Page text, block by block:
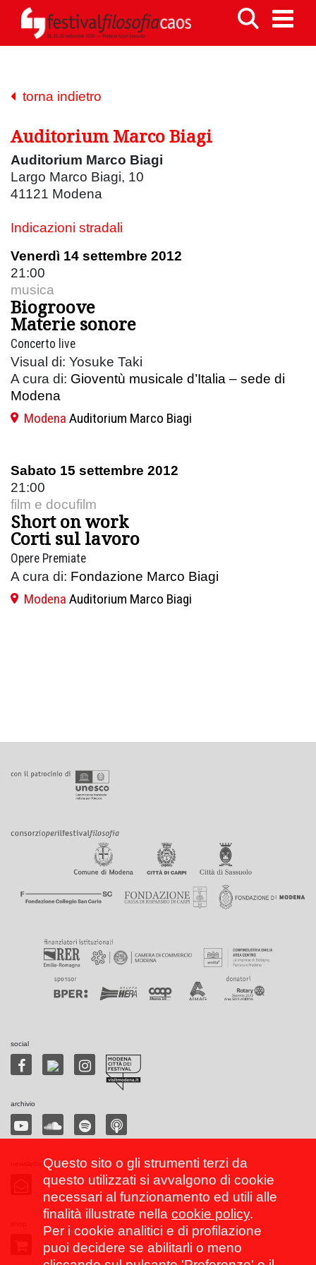
torna indietro
Auditorium Marco Biagi
Auditorium Marco Biagi
Largo Marco Biagi, 10
41121 Modena
Indicazioni stradali
Venerdì 14 settembre 2012
21:00
musica
Biogroove
Materie sonore
Concerto live
Visual di: Yosuke Taki
A cura di: Gioventù musicale d’Italia – sede di
Modena
Modena Auditorium Marco Biagi
Sabato 15 settembre 2012
21:00
film e docufilm
Short on work
Corti sul lavoro
Opere Premiate
A cura di: Fondazione Marco Biagi
Modena Auditorium Marco Biagi
social
archivio
Questo sito o gli strumenti terzi da
questo utilizzati si avvalgono di cookie
necessari al funzionamento ed utili alle
finalità illustrate nella cookie policy.
Per i cookie analitici e di profilazione
puoi decidere se abilitarli o meno